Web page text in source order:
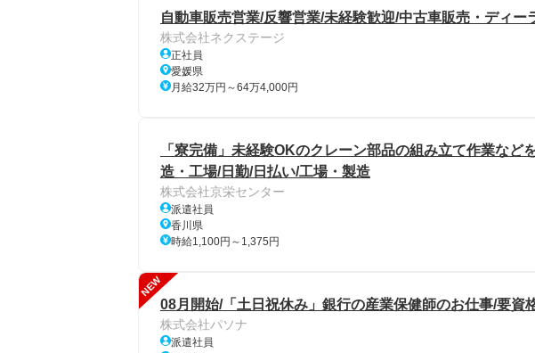
自動車販売営業/反響営業/未経験歓迎/中古車販売・ディー
株式会社ネクステージ
正社員
愛媛県
月給32万円～64万4,000円
「寮完備」未経験OKのクレーン部品の組み立て作業など
造・工場/日勤/日払い/工場・製造
株式会社京栄センター
派遣社員
香川県
時給1,100円～1,375円
NEW
08月開始/「土日祝休み」銀行の産業保健師のお仕事/要資
株式会社パソナ
派遣社員